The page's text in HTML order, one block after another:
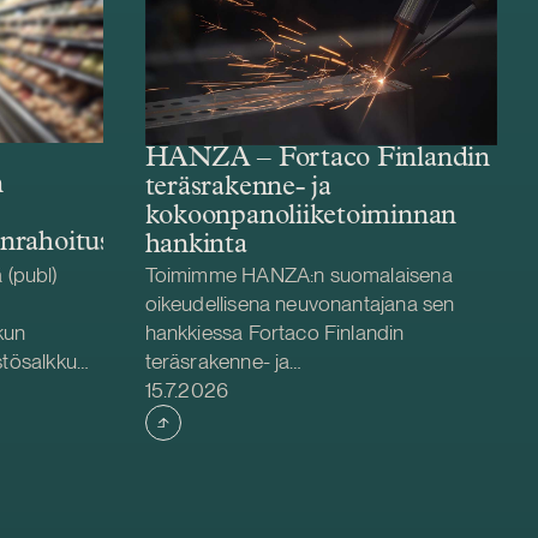
(publ)
HANZA – Fortaco Finlandin
teräsrakenne- ja
kokoonpanoliiketoiminnan
hankinta
Toimimme HANZA:n suomalaisena
oikeudellisena neuvonantajana sen
hankkiessa Fortaco Finlandin
teräsrakenne- ja
kokoonpanoliiketoiminnat. Järjestely
toteutetaan liiketoiminta- ja
osakekauppana, ja se kattaa Fortaco
Julkaistu
15.7.2026